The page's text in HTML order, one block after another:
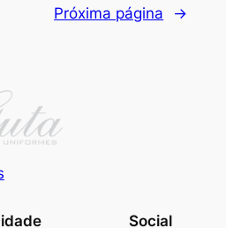
Próxima página →
Social